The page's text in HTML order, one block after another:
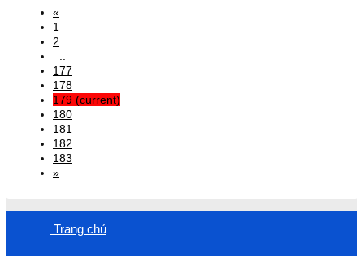
«
1
2
177
178
179 (current)
180
181
182
183
»
Trang chủ